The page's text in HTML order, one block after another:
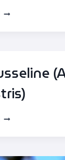
BERGERONNETTE
PIPIT